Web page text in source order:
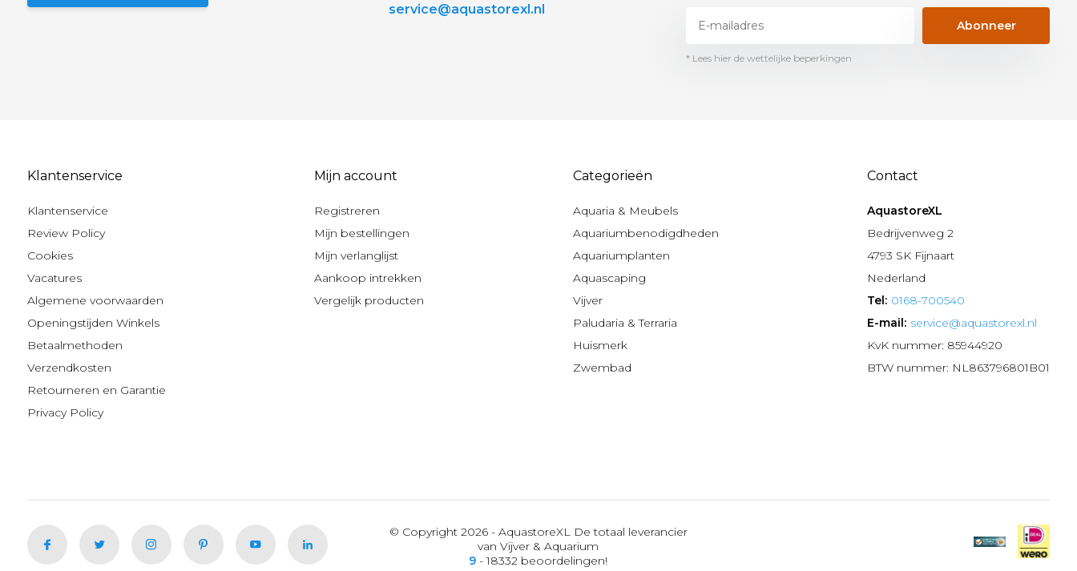
service@aquastorexl.nl
Abonneer
* Lees hier de wettelijke beperkingen
Klantenservice
Klantenservice
Review Policy
Cookies
Vacatures
Algemene voorwaarden
Openingstijden Winkels
Betaalmethoden
Verzendkosten
Retourneren en Garantie
Privacy Policy
Mijn account
Registreren
Mijn bestellingen
Mijn verlanglijst
Aankoop intrekken
Vergelijk producten
Categorieën
Aquaria & Meubels
Aquariumbenodigdheden
Aquariumplanten
Aquascaping
Vijver
Paludaria & Terraria
Huismerk
Zwembad
Contact
AquastoreXL
Bedrijvenweg 2
4793 SK Fijnaart
Nederland
Tel: 0168-700540
E-mail: service@aquastorexl.nl
KvK nummer: 85944920
BTW nummer: NL863796801B01
© Copyright 2026 - AquastoreXL De totaal leverancier
van Vijver & Aquarium
9 - 18332 beoordelingen!